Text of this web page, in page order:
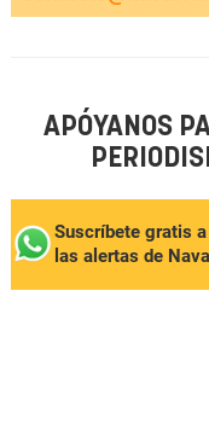
APÓYANOS
Suscríbete gratis
las alertas de